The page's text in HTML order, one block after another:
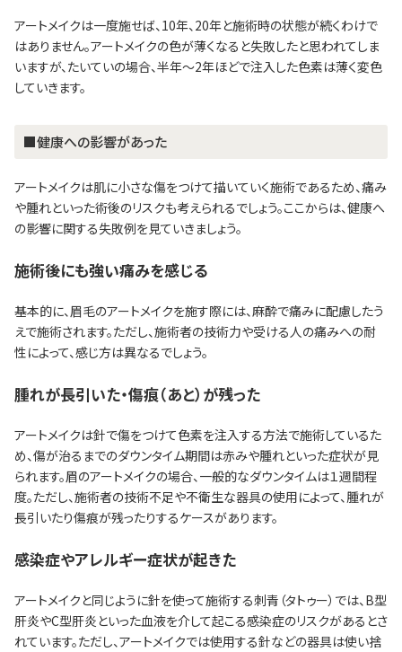
アートメイクは一度施せば、10年、20年と施術時の状態が続くわけで
はありません。アートメイクの色が薄くなると失敗したと思われてしま
いますが、たいていの場合、半年～2年ほどで注入した色素は薄く変色
していきます。
■健康への影響があった
アートメイクは肌に小さな傷をつけて描いていく施術であるため、痛み
や腫れといった術後のリスクも考えられるでしょう。ここからは、健康へ
の影響に関する失敗例を見ていきましょう。
施術後にも強い痛みを感じる
基本的に、眉毛のアートメイクを施す際には、麻酔で痛みに配慮したう
えで施術されます。ただし、施術者の技術力や受ける人の痛みへの耐
性によって、感じ方は異なるでしょう。
腫れが長引いた・傷痕（あと）が残った
アートメイクは針で傷をつけて色素を注入する方法で施術しているた
め、傷が治るまでのダウンタイム期間は赤みや腫れといった症状が見
られます。眉のアートメイクの場合、一般的なダウンタイムは１週間程
度。ただし、施術者の技術不足や不衛生な器具の使用によって、腫れが
長引いたり傷痕が残ったりするケースがあります。
感染症やアレルギー症状が起きた
アートメイクと同じように針を使って施術する刺青（タトゥー）では、B型
肝炎やC型肝炎といった血液を介して起こる感染症のリスクがあるとさ
れています。ただし、アートメイクでは使用する針などの器具は使い捨